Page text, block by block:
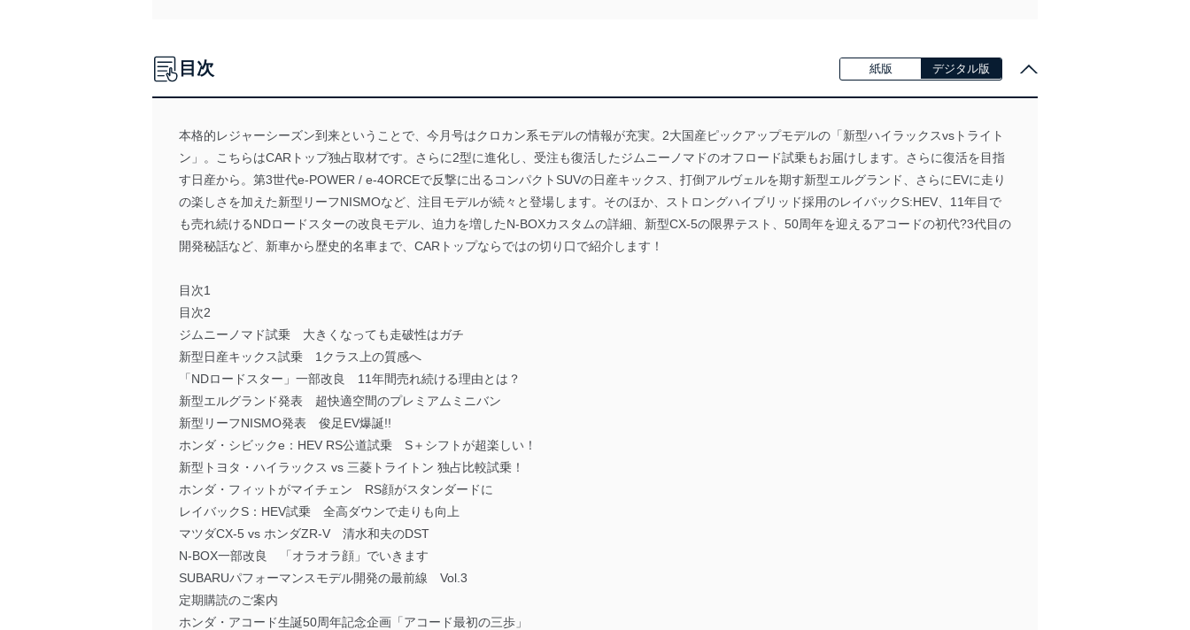
目次 紙版 デジタル版
本格的レジャーシーズン到来ということで、今月号はクロカン系モデルの情報が充実。2大国産ピックアップモデルの「新型ハイラックスvsトライト
ン」。こちらはCARトップ独占取材です。さらに2型に進化し、受注も復活したジムニーノマドのオフロード試乗もお届けします。さらに復活を目指
す日産から。第3世代e-POWER / e-4ORCEで反撃に出るコンパクトSUVの日産キックス、打倒アルヴェルを期す新型エルグランド、さらにEVに走り
の楽しさを加えた新型リーフNISMOなど、注目モデルが続々と登場します。そのほか、ストロングハイブリッド採用のレイバックS:HEV、11年目で
も売れ続けるNDロードスターの改良モデル、迫力を増したN-BOXカスタムの詳細、新型CX-5の限界テスト、50周年を迎えるアコードの初代?3代目の
開発秘話など、新車から歴史的名車まで、CARトップならではの切り口で紹介します！
目次1
目次2
ジムニーノマド試乗 大きくなっても走破性はガチ
新型日産キックス試乗 1クラス上の質感へ
「NDロードスター」一部改良 11年間売れ続ける理由とは？
新型エルグランド発表 超快適空間のプレミアムミニバン
新型リーフNISMO発表 俊足EV爆誕!!
ホンダ・シビックe：HEV RS公道試乗 S＋シフトが超楽しい！
新型トヨタ・ハイラックス vs 三菱トライトン 独占比較試乗！
ホンダ・フィットがマイチェン RS顔がスタンダードに
レイバックS：HEV試乗 全高ダウンで走りも向上
マツダCX-5 vs ホンダZR-V 清水和夫のDST
N-BOX一部改良 「オラオラ顔」でいきます
SUBARUパフォーマンスモデル開発の最前線 Vol.3
定期購読のご案内
ホンダ・アコード生誕50周年記念企画「アコード最初の三歩」